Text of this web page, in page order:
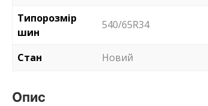
Типорозмір
шин
540/65R34
Стан Новий
Опис